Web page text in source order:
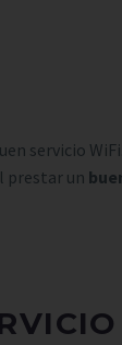
servicio
prestar un